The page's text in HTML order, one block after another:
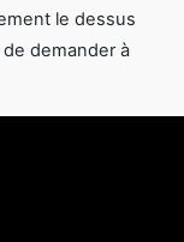
le dessus
de demander à